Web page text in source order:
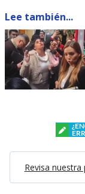
Lee también...
Revisa